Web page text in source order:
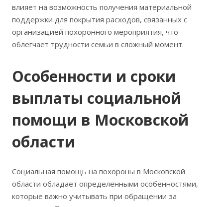
влияет на возможность получения материальной
поддержки для покрытия расходов, связанных с
организацией похоронного мероприятия, что
облегчает трудности семьи в сложный момент.
Особенности и сроки
выплаты социальной
помощи в Московской
области
Социальная помощь на похороны в Московской
области обладает определёнными особенностями,
которые важно учитывать при обращении за